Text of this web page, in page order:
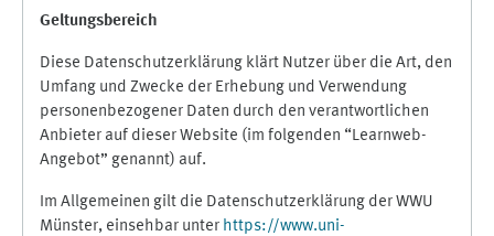
Geltungsbereich
Diese Datenschutzerklärung klärt Nutzer über die Art, den
Umfang und Zwecke der Erhebung und Verwendung
personenbezogener Daten durch den verantwortlichen
Anbieter auf dieser Website (im folgenden “Learnweb-
Angebot” genannt) auf.
Im Allgemeinen gilt die Datenschutzerklärung der WWU
Münster, einsehbar unter https://www.uni-